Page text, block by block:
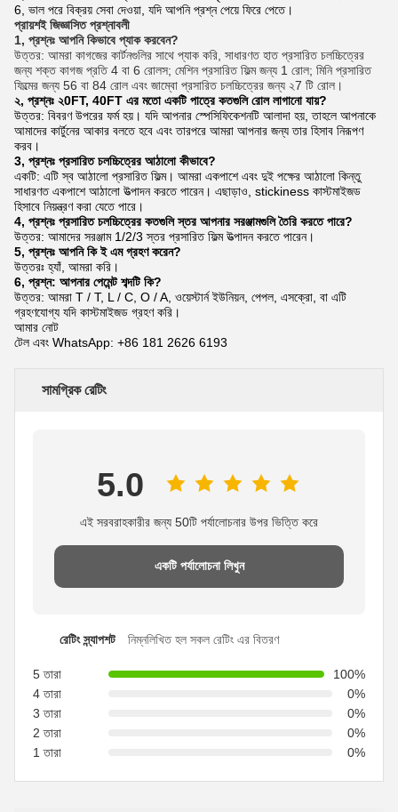
6, ভাল পরে বিক্রয় সেবা দেওয়া, যদি আপনি প্রশ্ন পেয়ে ফিরে পেতে।
প্রায়শই জিজ্ঞাসিত প্রশ্নাবলী
1, প্রশ্নঃ আপনি কিভাবে প্যাক করবেন?
উত্তর: আমরা কাগজের কার্টনগুলির সাথে প্যাক করি, সাধারণত হাত প্রসারিত চলচ্চিত্রের
জন্য শক্ত কাগজ প্রতি 4 বা 6 রোলস; মেশিন প্রসারিত ফিল্ম জন্য 1 রোল; মিনি প্রসারিত
ফিল্মের জন্য 56 বা 84 রোল এবং জাম্বো প্রসারিত চলচ্চিত্রের জন্য ২7 টি রোল।
২, প্রশ্নঃ ২0FT, 40FT এর মতো একটি পাত্রে কতগুলি রোল লাগানো যায়?
উত্তর: বিবরণ উপরের ফর্ম হয়। যদি আপনার স্পেসিফিকেশনটি আলাদা হয়, তাহলে আপনাকে
আমাদের কার্টুনের আকার বলতে হবে এবং তারপরে আমরা আপনার জন্য তার হিসাব নিরূপণ
করব।
3, প্রশ্নঃ প্রসারিত চলচ্চিত্রের আঠালো কীভাবে?
একটি: এটি স্ব আঠালো প্রসারিত ফিল্ম। আমরা একপাশে এবং দুই পক্ষের আঠালো কিন্তু
সাধারণত একপাশে আঠালো উত্পাদন করতে পারেন। এছাড়াও, stickiness কাস্টমাইজড
হিসাবে নিয়ন্ত্রণ করা যেতে পারে।
4, প্রশ্নঃ প্রসারিত চলচ্চিত্রের কতগুলি স্তর আপনার সরঞ্জামগুলি তৈরি করতে পারে?
উত্তর: আমাদের সরঞ্জাম 1/2/3 স্তর প্রসারিত ফিল্ম উত্পাদন করতে পারেন।
5, প্রশ্নঃ আপনি কি ই এম গ্রহণ করেন?
উত্তরঃ হ্যাঁ, আমরা করি।
6, প্রশ্ন: আপনার পেমেন্ট শব্দটি কি?
উত্তর: আমরা T / T, L / C, O / A, ওয়েস্টার্ন ইউনিয়ন, পেপল, এসক্রো, বা এটি
গ্রহণযোগ্য যদি কাস্টমাইজড গ্রহণ করি।
আমার নোট
টেল এবং WhatsApp: +86 181 2626 6193
সামগ্রিক রেটিং
5.0
এই সরবরাহকারীর জন্য 50টি পর্যালোচনার উপর ভিত্তি করে
একটি পর্যালোচনা লিখুন
রেটিং স্ন্যাপশট নিম্নলিখিত হল সকল রেটিং এর বিতরণ
5 তারা
100%
4 তারা
0%
3 তারা
0%
2 তারা
0%
1 তারা
0%